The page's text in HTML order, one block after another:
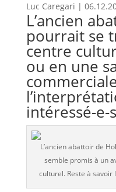
Luc Caregari |
L’ancien
pourrait se
centre
ou en une
intéressé-e-
L’ancien abattoir de
semble promis à un
culturel. Reste à savoir